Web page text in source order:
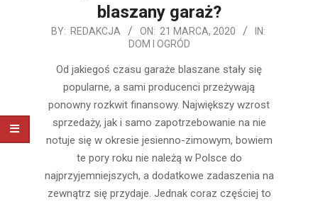
blaszany garaż?
2020-
BY: REDAKCJA ON: 21 MARCA, 2020
IN:
DOM I OGRÓD
Od jakiegoś czasu garaże blaszane stały się
popularne, a sami producenci przeżywają
ponowny rozkwit finansowy. Największy wzrost
sprzedaży, jak i samo zapotrzebowanie na nie
notuje się w okresie jesienno-zimowym, bowiem
te pory roku nie należą w Polsce do
najprzyjemniejszych, a dodatkowe zadaszenia na
zewnątrz się przydaje. Jednak coraz częściej to